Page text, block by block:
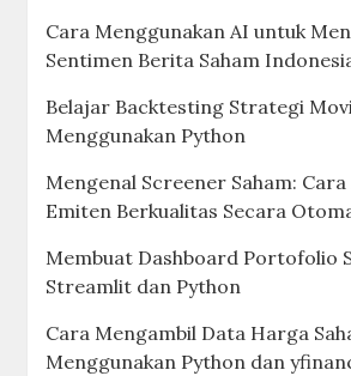
Cara Menggunakan AI untuk
Sentimen Berita Saham
Belajar Backtesting Strategi
Menggunakan Python
Mengenal Screener Saham:
Emiten Berkualitas Secara
Membuat Dashboard Portofolio
Streamlit dan Python
Cara Mengambil Data Harga
Menggunakan Python dan